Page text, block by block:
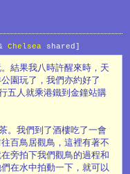
Chelsea shared]
結果我八時許醒來時，天
園玩了，我們亦約好了
五人就乘港鐵到金鐘站購
。我們到了酒樓吃了一會
百鳥居觀鳥，這裡有著不
旁拍下我們觀鳥的過程和
在水中拍動一下，就可以